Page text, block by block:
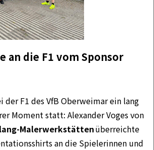
an die F1 vom Sponsor
der F1 des VfB Oberweimar ein lang
Moment statt: Alexander Voges von
Malerwerkstättenüberreichte
an die Spielerinnen und